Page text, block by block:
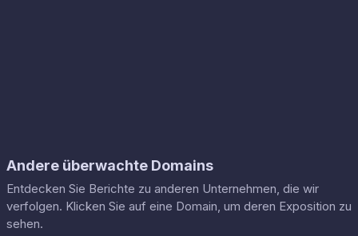
Andere überwachte Domains
Entdecken Sie Berichte zu anderen Unternehmen, die wir
verfolgen. Klicken Sie auf eine Domain, um deren Exposition zu
sehen.